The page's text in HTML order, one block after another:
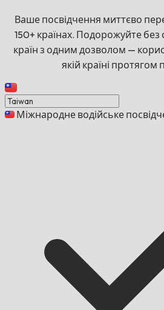
Ваше посвідчення миттєво
150+ країнах. Подорожуйте
країн з одним дозволом —
якій країні протягом
Міжнародне водійське